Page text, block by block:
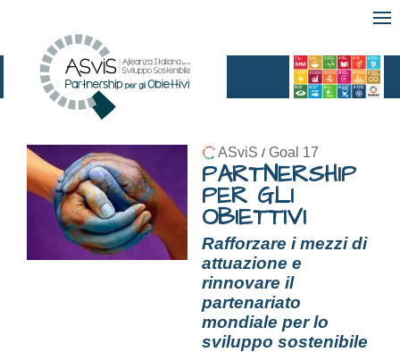
ASviS / Goal 17
PARTNERSHIP
PER GLI
OBIETTIVI
Rafforzare i mezzi di
attuazione e
rinnovare il
partenariato
mondiale per lo
sviluppo sostenibile